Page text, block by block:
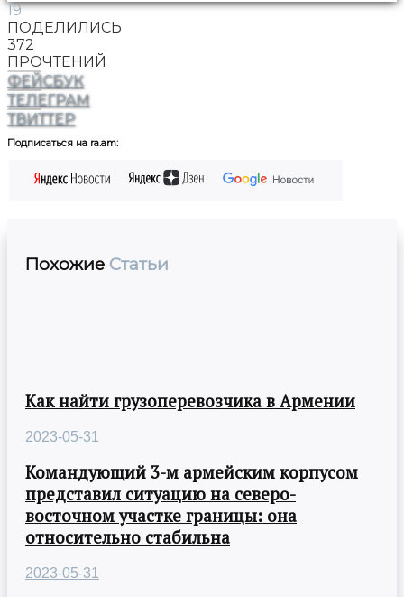
19
ПОДЕЛИЛИСЬ
372
ПРОЧТЕНИЙ
ФЕЙСБУК
ТЕЛЕГРАМ
ТВИТТЕР
Подписаться на ra.am:
Похожие Статьи
Как найти грузоперевозчика в Армении
2023-05-31
Командующий 3-м армейским корпусом
представил ситуацию на северо-
восточном участке границы: она
относительно стабильна
2023-05-31